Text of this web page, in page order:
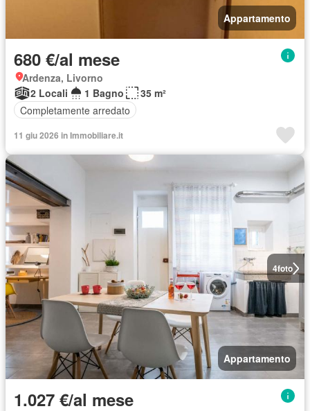
Appartamento
680 €/al mese
Ardenza, Livorno
2 Locali
1 Bagno
35 m²
Completamente arredato
11 giu 2026 in Immobiliare.it
4foto
Appartamento
1.027 €/al mese